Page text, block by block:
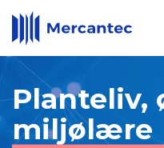
Planteliv,
miljølære